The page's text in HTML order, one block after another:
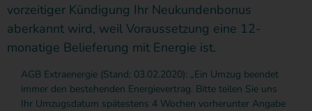
vorzeitiger Kündigung Ihr Neukundenbonus
aberkannt wird, weil Voraussetzung eine 12-
monatige Belieferung mit Energie ist.
AGB Extraenergie (Stand: 03.02.2020): „Ein Umzug beendet
immer den bestehenden Energievertrag. Bitte teilen Sie uns
Ihr Umzugsdatum spätestens 4 Wochen vorherunter Angabe